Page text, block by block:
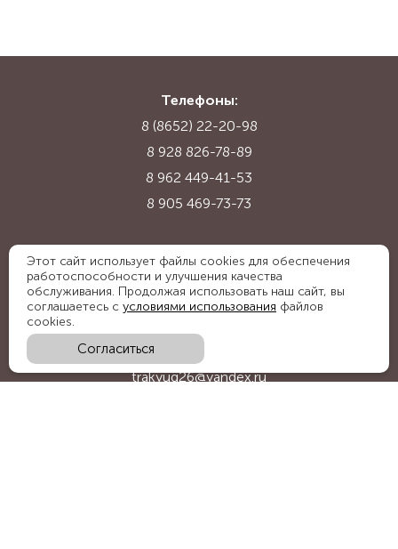
Телефоны:
8 (8652) 22-20-98
8 928 826-78-89
8 962 449-41-53
8 905 469-73-73
Адрес:
Ставропольский край, с. Надежда,
ул. Промышленная, 1Б
trakyug26@yandex.ru
Этот сайт использует файлы cookies для обеспечения
работоспособности и улучшения качества
обслуживания. Продолжая использовать наш сайт, вы
соглашаетесь с условиями использования файлов
cookies.
Согласиться